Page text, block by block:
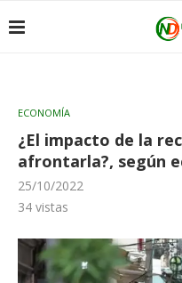
ECONOMÍA
¿El impacto de la
afrontarla?, según
25/10/2022
34 vistas